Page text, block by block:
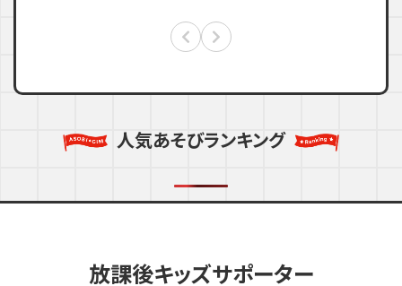
人気あそびランキング
放課後キッズサポーター